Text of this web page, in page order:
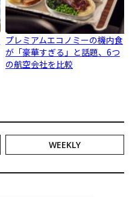
プレミアムエコノミーの機内食
が「豪華すぎる」と話題、6つ
の航空会社を比較
WEEKLY